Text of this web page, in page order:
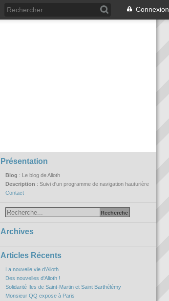
Connexion
Présentation
Blog : Le blog de Alioth
Description : Suivi d'un programme de navigation hauturière
Contact
Archives
Articles Récents
La nouvelle vie d'Alioth
Des nouvelles d'Alioth !
Solidarité Iles de Saint-Martin et Saint Barthélémy
Monsieur QQ expose à Paris